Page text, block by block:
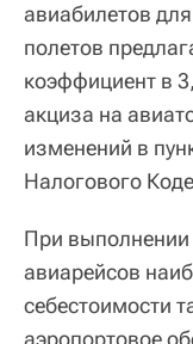
авиабилетов
полетов
коэффициент в
акциза на
изменений в
Налогового
При выполнении
авиарейсов
себестоимости
аэропортовое